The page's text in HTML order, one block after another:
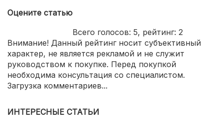
Оцените статью
Всего голосов: 5, рейтинг: 2
Внимание! Данный рейтинг носит субъективный
характер, не является рекламой и не служит
руководством к покупке. Перед покупкой
необходима консультация со специалистом.
Загрузка комментариев...
ИНТЕРЕСНЫЕ СТАТЬИ